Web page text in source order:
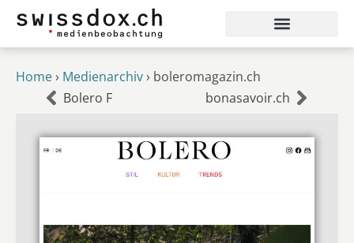
Home› Medienarchiv› boleromagazin.ch
Bolero F
bonasavoir.ch